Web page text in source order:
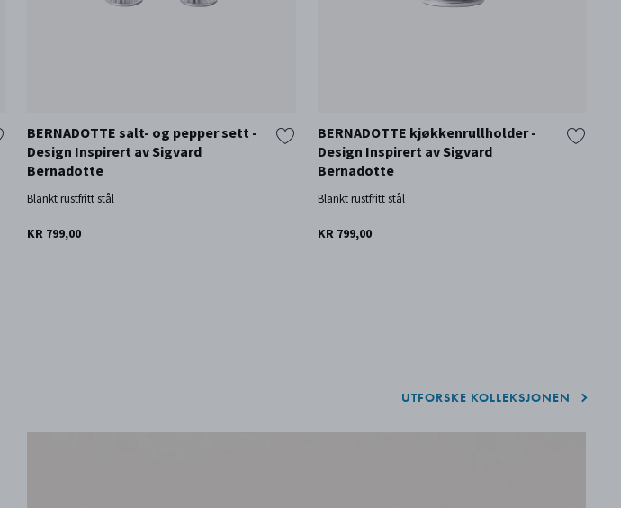
BERNADOTTE salt- og pepper sett -
Design Inspirert av Sigvard
Bernadotte
Blankt rustfritt stål
KR 799,00
BERNADOTTE kjøkkenrullholder -
Design Inspirert av Sigvard
Bernadotte
Blankt rustfritt stål
KR 799,00
UTFORSKE KOLLEKSJONEN